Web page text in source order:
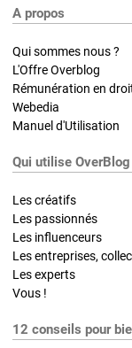
A propos
Qui sommes nous ?
L'Offre Overblog
Rémunération en
Webedia
Manuel d'Utilisation
Qui utilise OverBlog
Les créatifs
Les passionnés
Les influenceurs
Les entreprises,
Les experts
Vous !
12 conseils pour